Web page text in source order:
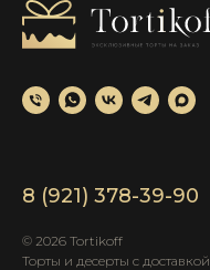
8 (921) 378-39-90
© 2026 Tortikoff
Торты и десерты с доставкой